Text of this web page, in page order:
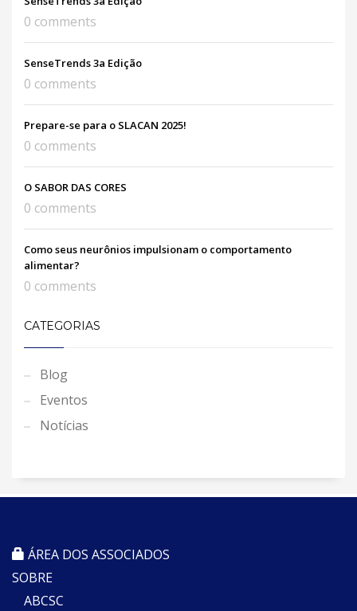
0 comments
SenseTrends 3a Edição
0 comments
Prepare-se para o SLACAN 2025!
0 comments
O SABOR DAS CORES
0 comments
Como seus neurônios impulsionam o comportamento
alimentar?
0 comments
CATEGORIAS
Blog
Eventos
Notícias
ÁREA DOS ASSOCIADOS
SOBRE
ABCSC